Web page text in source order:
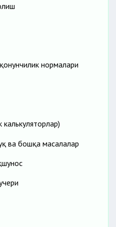
нормалари
ва бошқа масалалар